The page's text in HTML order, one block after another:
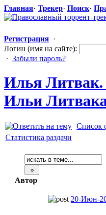
Главная· Трекер· Поиск·
Регистрация ·
Логин (имя на сайте):
· Забыли пароль?
Илья
Ильи
Список
Статистика раздачи
Автор
20-Июн-